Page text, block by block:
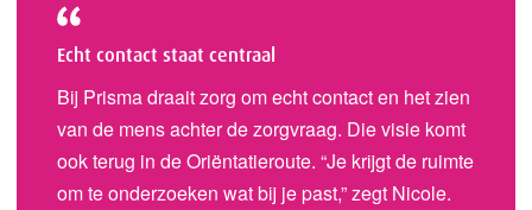
Echt contact staat centraal
Bij Prisma draait zorg om echt contact en het zien
van de mens achter de zorgvraag. Die visie komt
ook terug in de Oriëntatieroute. “Je krijgt de ruimte
om te onderzoeken wat bij je past,” zegt Nicole.